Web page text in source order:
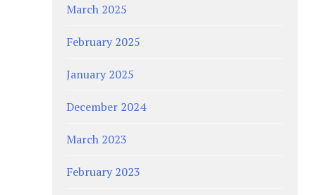
March 2025
February 2025
January 2025
December 2024
March 2023
February 2023